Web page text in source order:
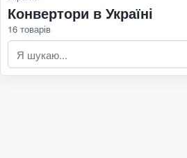
Конвертори в Україні
16 товарів